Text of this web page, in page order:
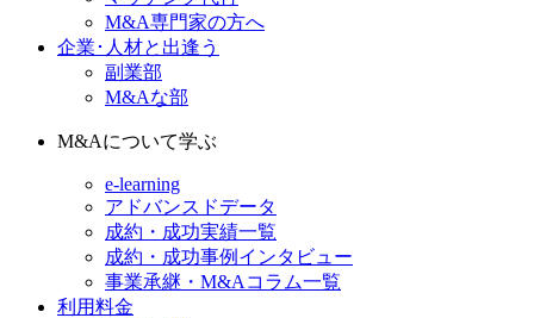
M&A専門家の方へ
企業･人材と出逢う
副業部
M&Aな部
M&Aについて学ぶ
e-learning
アドバンスドデータ
成約・成功実績一覧
成約・成功事例インタビュー
事業承継・M&Aコラム一覧
利用料金